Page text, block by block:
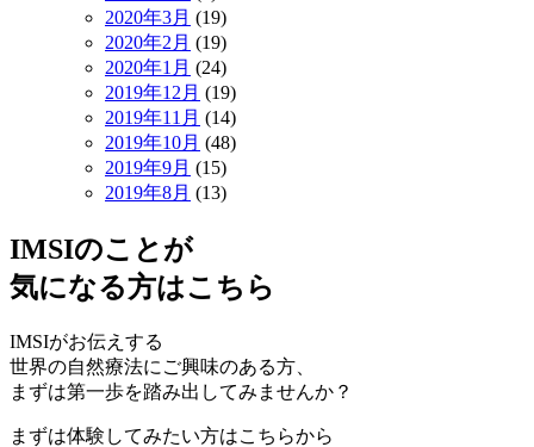
2020年3月 (19)
2020年2月 (19)
2020年1月 (24)
2019年12月 (19)
2019年11月 (14)
2019年10月 (48)
2019年9月 (15)
2019年8月 (13)
IMSIのことが
気になる方はこちら
IMSIがお伝えする
世界の自然療法にご興味のある方、
まずは第一歩を踏み出してみませんか？
まずは体験してみたい方はこちらから